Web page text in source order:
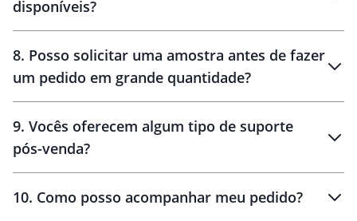
10 dias
brinde
48 horas
disponíveis?
8. Posso solicitar uma amostra antes de fazer
um pedido em grande quantidade?
amostras
9. Vocês oferecem algum tipo de suporte
pós-venda?
10. Como posso acompanhar meu pedido?